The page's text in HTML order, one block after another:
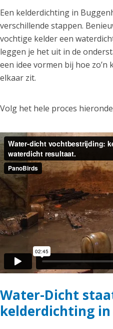
Een kelderdichting in
verschillende stappen.
vochtige kelder een
leggen je het uit in de
een idee vormen bij hoe
elkaar zit.
Volg het hele proces
Water-Dicht
kelderdichting